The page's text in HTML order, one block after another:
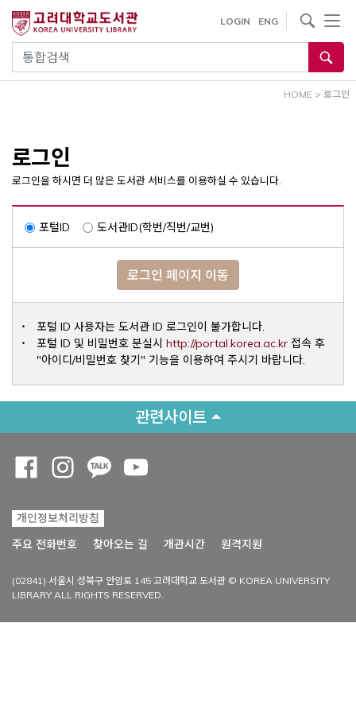
건
통합검색
LOGIN ENG
사이트내 검색
HOME > 로그인
로그인
로그인을 하시면 더 많은 도서관 서비스를 이용하실 수 있습니다.
포털ID 도서관ID(학번/직번/교번)
로그인 페이지 이동
포털 ID 사용자는 도서관 ID 로그인이 불가합니다.
포털 ID 및 비밀번호 분실시 http://portal.korea.ac.krOpens a
접속 후
"아이디/비밀번호 찾기" 기능을 이용하여 주시기 바랍니다.
관련사이트
개인정보처리방침
주요 전화번호
찾아오는 길 개관시간 원격지원
(02841) 서울시 성북구 안암로 145 고려대학교 도서관 © KOREA UNIVERSITY
LIBRARY ALL RIGHTS RESERVED.
Opens a new window
Opens a new window
Opens a new window